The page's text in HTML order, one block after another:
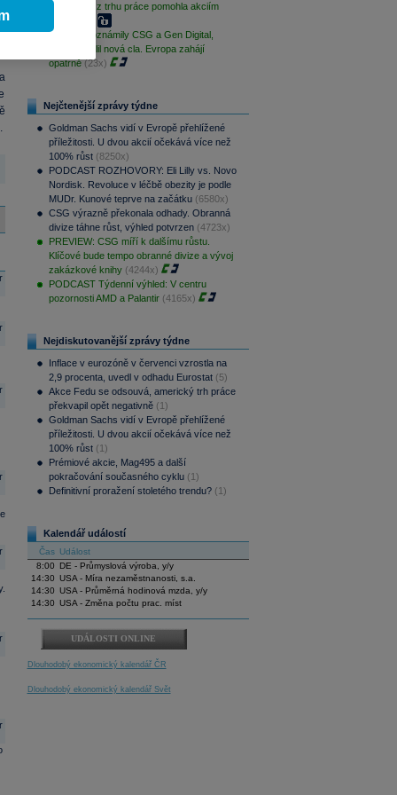
i
Slabá data z trhu práce pomohla akciím
Výsledky oznámily CSG a Gen Digital,
Trump uvalil nová cla. Evropa zahájí
opatrně (23x)
Nejčtenější zprávy týdne
Goldman Sachs vidí v Evropě přehlížené
příležitosti. U dvou akcií očekává více než
100% růst (8250x)
PODCAST ROZHOVORY: Eli Lilly vs. Novo
Nordisk. Revoluce v léčbě obezity je podle
MUDr. Kunové teprve na začátku (6580x)
CSG výrazně překonala odhady. Obranná
divize táhne růst, výhled potvrzen (4723x)
PREVIEW: CSG míří k dalšímu růstu.
Klíčové bude tempo obranné divize a vývoj
zakázkové knihy (4244x)
PODCAST Týdenní výhled: V centru
pozornosti AMD a Palantir (4165x)
Nejdiskutovanější zprávy týdne
Inflace v eurozóně v červenci vzrostla na
2,9 procenta, uvedl v odhadu Eurostat (5)
Akce Fedu se odsouvá, americký trh práce
překvapil opět negativně (1)
Goldman Sachs vidí v Evropě přehlížené
příležitosti. U dvou akcií očekává více než
100% růst (1)
Prémiové akcie, Mag495 a další
pokračování současného cyklu (1)
Definitivní proražení stoletého trendu? (1)
Kalendář událostí
Čas Událost
8:00
DE - Průmyslová výroba, y/y
14:30 USA - Míra nezaměstnanosti, s.a.
14:30 USA - Průměrná hodinová mzda, y/y
14:30 USA - Změna počtu prac. míst
UDÁLOSTI ONLINE
Dlouhodobý ekonomický kalendář ČR
Dlouhodobý ekonomický kalendář Svět